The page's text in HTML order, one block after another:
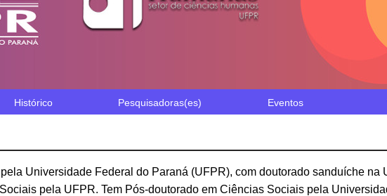
Histórico Pesquisadoras(es) Eventos
Universidade Federal do Paraná (UFPR), com doutorado sanduíche
pela UFPR. Tem Pós-doutorado em Ciências Sociais pela